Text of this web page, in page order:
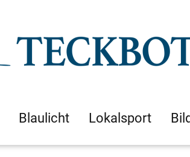
Blaulicht Lokalsport